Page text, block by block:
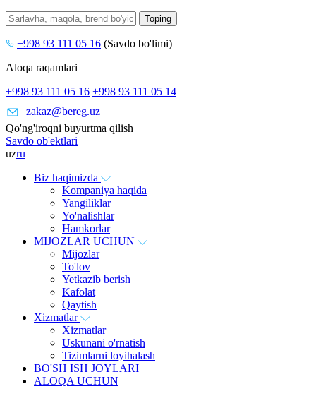
+998 93 111 05 16 (Savdo bo'limi)
Aloqa raqamlari
+998 93 111 05 16 +998 93 111 05 14
zakaz@bereg.uz
Qo'ng'iroqni buyurtma qilish
Savdo ob'ektlari
uzru
Biz haqimizda
Kompaniya haqida
Yangiliklar
Yo'nalishlar
Hamkorlar
MIJOZLAR UCHUN
Mijozlar
To'lov
Yetkazib berish
Kafolat
Qaytish
Xizmatlar
Xizmatlar
Uskunani o'rnatish
Tizimlarni loyihalash
BO'SH ISH JOYLARI
ALOQA UCHUN